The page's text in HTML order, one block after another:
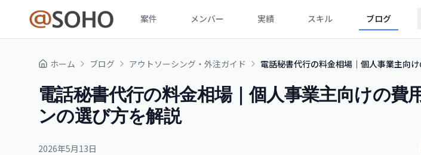
案件 メンバー 実績 スキル ブログ
ホーム ブログ アウトソーシング・外注ガイド 電話秘書代行の料金相場｜個人事業主向
電話秘書代行の料金相場｜個人事業主向けの費
ンの選び方を解説
2026年5月13日